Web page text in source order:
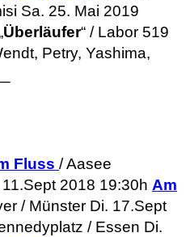
Sa. 25. Mai 2019
Überläufer“ / Labor 519
Petry, Yashima,
Fluss / Aasee
2018 19:30h Am
/ Münster Di. 17.Sept
/ Essen Di.